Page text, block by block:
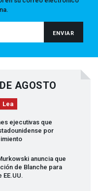
AGOSTO
Lea
ejecutivas que
por
anuncia que
de Blanche para